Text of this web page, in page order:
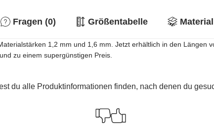
Fragen (0) Größentabelle
1,2 mm und 1,6 mm. Jetzt erhältlich in den Längen
zu einem supergünstigen Preis.
du alle Produktinformationen finden, nach denen du